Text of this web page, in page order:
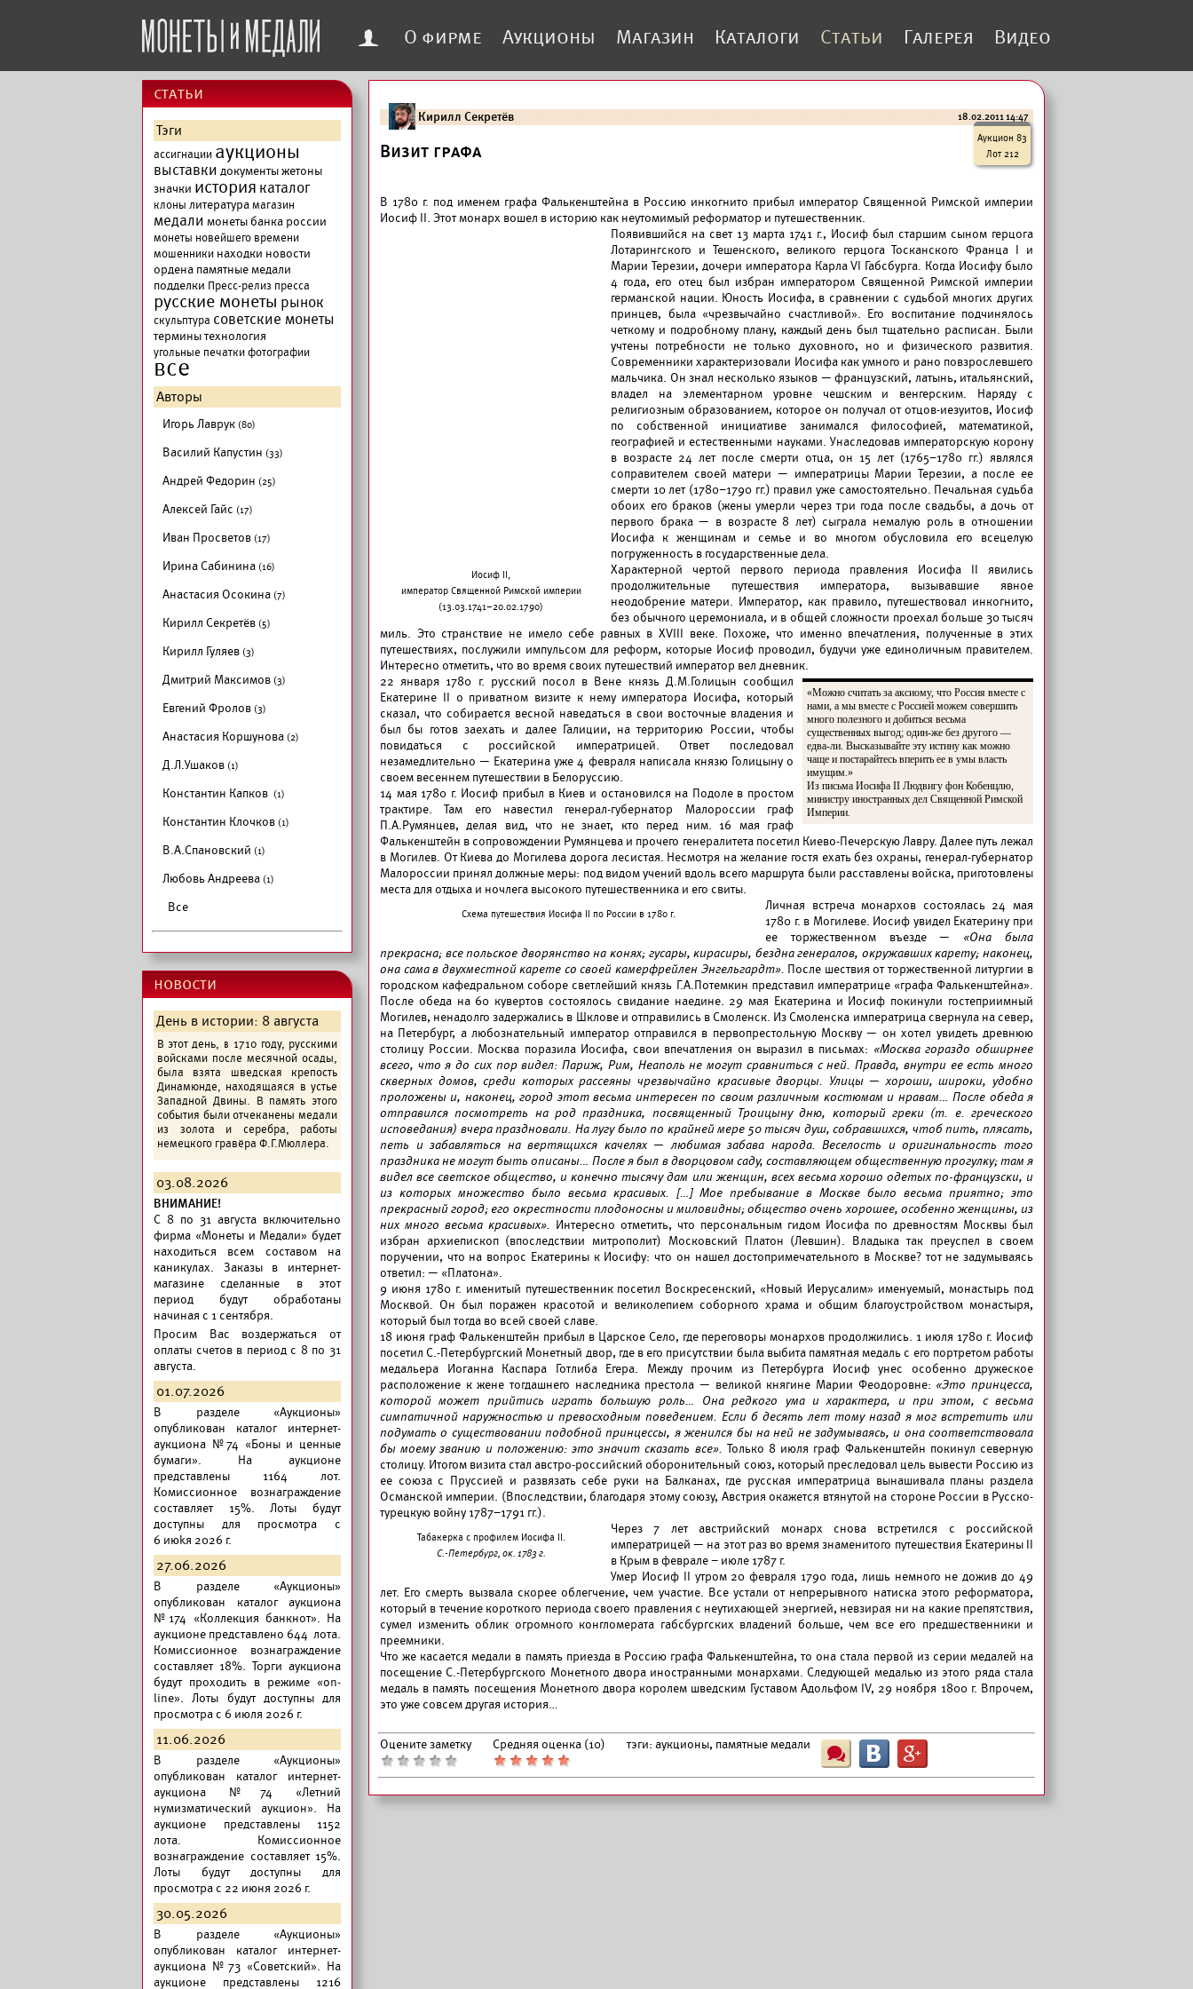
f О фирме Аукционы Магазин Каталоги Статьи Галерея Видео
cтатьи
Тэги
ассигнации аукционы
выставки документыжетоны
значки история каталог
клоны литературамагазин
медали монеты банка россии
монеты новейшего времени
мошенники находки новости
ордена памятные медали
подделки Пресс-релиз пресса
русские монеты рынок
скульптура советские монеты
терминытехнология
угольные печаткифотографии
все
Авторы
Игорь Лаврук (80)
Василий Капустин (33)
Андрей Федорин (25)
Алексей Гайс (17)
Иван Просветов (17)
Ирина Сабинина (16)
Анастасия Осокина (7)
Кирилл Секретёв (5)
Кирилл Гуляев (3)
Дмитрий Максимов (3)
Евгений Фролов (3)
Анастасия Коршунова (2)
Д.Л.Ушаков (1)
Константин Капков (1)
Константин Клочков (1)
В.А.Спановский (1)
Любовь Андреева (1)
Все
новости
День в истории: 8 августа
В этот день, в 1710 году, русскими
войсками после месячной осады,
была взята шведская крепость
Динамюнде, находящаяся в устье
Западной Двины. В память этого
события были отчеканены медали
из золота и серебра, работы
немецкого гравёра Ф.Г.Мюллера.
03.08.2026
ВНИМАНИЕ!
C 8 по 31 августа включительно
фирма «Монеты и Медали» будет
находиться всем составом на
каникулах. Заказы в интернет-
магазине сделанные в этот
период будут обработаны
начиная с 1 сентября.
Просим Вас воздержаться от
оплаты счетов в период с 8 по 31
августа.
01.07.2026
В разделе «Аукционы»
опубликован каталог интернет-
аукциона №74 «Боны и ценные
бумаги». На аукционе
представлены 1164 лот.
Комиссионное вознаграждение
составляет 15%. Лоты будут
доступны для просмотра с
6 июkя 2026 г.
27.06.2026
В разделе «Аукционы»
опубликован каталог аукциона
№174 «Коллекция банкнот». На
аукционе представлено 644 лота.
Комиссионное вознаграждение
составляет 18%. Торги аукциона
будут проходить в режиме «on-
line». Лоты будут доступны для
просмотра с 6 июля 2026 г.
11.06.2026
В разделе «Аукционы»
опубликован каталог интернет-
аукциона №74 «Летний
нумизматический аукцион». На
аукционе представлены 1152
лота. Комиссионное
вознаграждение составляет 15%.
Лоты будут доступны для
просмотра с 22 июня 2026 г.
30.05.2026
В разделе «Аукционы»
опубликован каталог интернет-
аукциона №73 «Советский». На
аукционе представлены 1216
Кирилл Секретёв
18.02.2011 14:47
Аукцион 83
Лот 212
Визит графа
В 1780 г. под именем графа Фалькенштейна в Россию инкогнито прибыл император Священной Римской империи
Иосиф II. Этот монарх вошел в историю как неутомимый реформатор и путешественник.
Иосиф II,
император Священной Римской империи
(13.03.1741–20.02.1790)
Появившийся на свет 13 марта 1741 г., Иосиф был старшим сыном герцога
Лотарингского и Тешенского, великого герцога Тосканского Франца I и
Марии Терезии, дочери императора Карла VI Габсбурга. Когда Иосифу было
4 года, его отец был избран императором Священной Римской империи
германской нации. Юность Иосифа, в сравнении с судьбой многих других
принцев, была «чрезвычайно счастливой». Его воспитание подчинялось
четкому и подробному плану, каждый день был тщательно расписан. Были
учтены потребности не только духовного, но и физического развития.
Современники характеризовали Иосифа как умного и рано повзрослевшего
мальчика. Он знал несколько языков — французский, латынь, итальянский,
владел на элементарном уровне чешским и венгерским. Наряду с
религиозным образованием, которое он получал от отцов-иезуитов, Иосиф
по собственной инициативе занимался философией, математикой,
географией и естественными науками. Унаследовав императорскую корону
в возрасте 24 лет после смерти отца, он 15 лет (1765–1780 гг.) являлся
соправителем своей матери — императрицы Марии Терезии, а после ее
смерти 10 лет (1780–1790 гг.) правил уже самостоятельно. Печальная судьба
обоих его браков (жены умерли через три года после свадьбы, а дочь от
первого брака — в возрасте 8 лет) сыграла немалую роль в отношении
Иосифа к женщинам и семье и во многом обусловила его всецелую
погруженность в государственные дела.
Характерной чертой первого периода правления Иосифа II явились
продолжительные путешествия императора, вызывавшие явное
неодобрение матери. Император, как правило, путешествовал инкогнито,
без обычного церемониала, и в общей сложности проехал больше 30 тысяч
миль. Это странствие не имело себе равных в XVIII веке. Похоже, что именно впечатления, полученные в этих
путешествиях, послужили импульсом для реформ, которые Иосиф проводил, будучи уже единоличным правителем.
Интересно отметить, что во время своих путешествий император вел дневник.
«Можно считать за аксиому, что Россия вместе с
нами, а мы вместе с Россией можем совершить
много полезного и добиться весьма
существенных выгод; один-же без другого —
едва-ли. Высказывайте эту истину как можно
чаще и постарайтесь вперить ее в умы власть
имущим.»
Из письма Иосифа II Людвигу фон Кобенцлю,
министру иностранных дел Священной Римской
Империи.
22 января 1780 г. русский посол в Вене князь Д.М.Голицын сообщил
Екатерине II о приватном визите к нему императора Иосифа, который
сказал, что собирается весной наведаться в свои восточные владения и
был бы готов заехать и далее Галиции, на территорию России, чтобы
повидаться с российской императрицей. Ответ последовал
незамедлительно — Екатерина уже 4 февраля написала князю Голицыну о
своем весеннем путешествии в Белоруссию.
14 мая 1780 г. Иосиф прибыл в Киев и остановился на Подоле в простом
трактире. Там его навестил генерал-губернатор Малороссии граф
П.А.Румянцев, делая вид, что не знает, кто перед ним. 16 мая граф
Фалькенштейн в сопровождении Румянцева и прочего генералитета посетил Киево-Печерскую Лавру. Далее путь лежал
в Могилев. От Киева до Могилева дорога лесистая. Несмотря на желание гостя ехать без охраны, генерал-губернатор
Малороссии принял должные меры: под видом учений вдоль всего маршрута были расставлены войска, приготовлены
места для отдыха и ночлега высокого путешественника и его свиты.
Схема путешествия Иосифа II по России в 1780 г.
Личная встреча монархов состоялась 24 мая
1780 г. в Могилеве. Иосиф увидел Екатерину при
ее торжественном въезде — «Она была
прекрасна; все польское дворянство на конях; гусары, кирасиры, бездна генералов, окружавших карету; наконец,
она сама в двухместной карете со своей камерфрейлен Энгельгардт». После шествия от торжественной литургии в
городском кафедральном соборе светлейший князь Г.А.Потемкин представил императрице «графа Фалькенштейна».
После обеда на 60 кувертов состоялось свидание наедине. 29 мая Екатерина и Иосиф покинули гостеприимный
Могилев, ненадолго задержались в Шклове и отправились в Смоленск. Из Смоленска императрица свернула на север,
на Петербург, а любознательный император отправился в первопрестольную Москву — он хотел увидеть древнюю
столицу России. Москва поразила Иосифа, свои впечатления он выразил в письмах: «Москва гораздо обширнее
всего, что я до сих пор видел: Париж, Рим, Неаполь не могут сравниться с ней. Правда, внутри ее есть много
скверных домов, среди которых рассеяны чрезвычайно красивые дворцы. Улицы — хороши, широки, удобно
проложены и, наконец, город этот весьма интересен по своим различным костюмам и нравам… После обеда я
отправился посмотреть на род праздника, посвященный Троицыну дню, который греки (т. е. греческого
исповедания) вчера праздновали. На лугу было по крайней мере 50 тысяч душ, собравшихся, чтоб пить, плясать,
петь и забавляться на вертящихся качелях — любимая забава народа. Веселость и оригинальность того
праздника не могут быть описаны… После я был в дворцовом саду, составляющем общественную прогулку; там я
видел все светское общество, и конечно тысячу дам или женщин, всех весьма хорошо одетых по-французски, и
из которых множество было весьма красивых. […] Мое пребывание в Москве было весьма приятно; это
прекрасный город; его окрестности плодоносны и миловидны; общество очень хорошее, особенно женщины, из
них много весьма красивых». Интересно отметить, что персональным гидом Иосифа по древностям Москвы был
избран архиепископ (впоследствии митрополит) Московский Платон (Левшин). Владыка так преуспел в своем
поручении, что на вопрос Екатерины к Иосифу: что он нашел достопримечательного в Москве? тот не задумываясь
ответил: — «Платона».
9 июня 1780 г. именитый путешественник посетил Воскресенский, «Новый Иерусалим» именуемый, монастырь под
Москвой. Он был поражен красотой и великолепием соборного храма и общим благоустройством монастыря,
который был тогда во всей своей славе.
18 июня граф Фалькенштейн прибыл в Царское Село, где переговоры монархов продолжились. 1 июля 1780 г. Иосиф
посетил С.-Петербургский Монетный двор, где в его присутствии была выбита памятная медаль с его портретом работы
медальера Иоганна Каспара Готлиба Егера. Между прочим из Петербурга Иосиф унес особенно дружеское
расположение к жене тогдашнего наследника престола — великой княгине Марии Феодоровне: «Это принцесса,
которой может прийтись играть большую роль… Она редкого ума и характера, и при этом, с весьма
симпатичной наружностью и превосходным поведением. Если б десять лет тому назад я мог встретить или
подумать о существовании подобной принцессы, я женился бы на ней не задумываясь, и она соответствовала
бы моему званию и положению: это значит сказать все». Только 8 июля граф Фалькенштейн покинул северную
столицу. Итогом визита стал австро-российский оборонительный союз, который преследовал цель вывести Россию из
ее союза с Пруссией и развязать себе руки на Балканах, где русская императрица вынашивала планы раздела
Османской империи. (Впоследствии, благодаря этому союзу, Австрия окажется втянутой на стороне России в Русско-
турецкую войну 1787–1791 гг.).
Табакерка с профилем Иосифа II.
С.-Петербург, ок. 1783 г.
Через 7 лет австрийский монарх снова встретился с российской
императрицей — на этот раз во время знаменитого путешествия Екатерины II
в Крым в феврале – июле 1787 г.
Умер Иосиф II утром 20 февраля 1790 года, лишь немного не дожив до 49
лет. Его смерть вызвала скорее облегчение, чем участие. Все устали от непрерывного натиска этого реформатора,
который в течение короткого периода своего правления с неутихающей энергией, невзирая ни на какие препятствия,
сумел изменить облик огромного конгломерата габсбургских владений больше, чем все его предшественники и
преемники.
Что же касается медали в память приезда в Россию графа Фалькенштейна, то она стала первой из серии медалей на
посещение С.-Петербургского Монетного двора иностранными монархами. Следующей медалью из этого ряда стала
медаль в память посещения Монетного двора королем шведским Густавом Адольфом IV, 29 ноября 1800 г. Впрочем,
это уже совсем другая история…
Оцените заметку Средняя оценка (10) тэги: аукционы, памятные медали Ш B G